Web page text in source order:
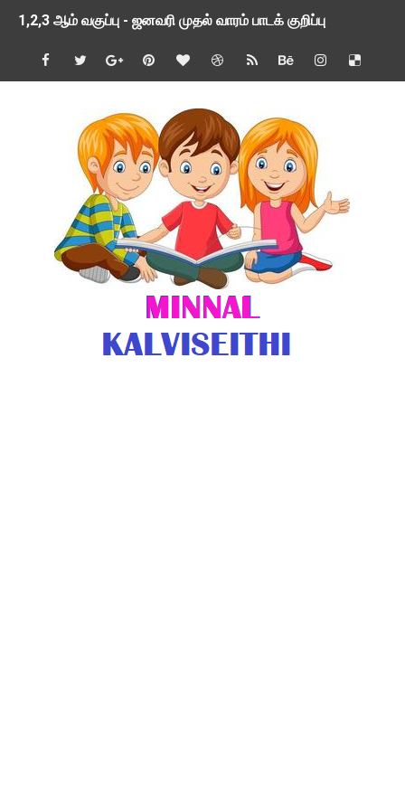
1,2,3 ஆம் வகுப்பு - ஜனவரி முதல் வாரம் பாடக் குறிப்பு
TNSED SCHOOLS APP UPDATED NEW VERSION
1,2,3 ஆம் வகுப்பிற்கான 3 ஆம் பருவ ( 2024 - 2025 )
1 முதல் 5 ஆம் வகுப்பு இரண்டாம் பருவத் தொகுத்தறி
பள்ளிக்கல்வித்துறை - அனைத்து வகை ஆசிரியர் மற்றும்
மணற்கேணி செயலி பயன்பாடு- SMC கூட்டங்கள் -
TNPSC - முந்தைய ஆண்டு வினாக்கள் - ஊர்ப் பெயர்களின் மரூஉ
ஓட்டுநர் பணிக்கு விண்ணப்பங்கள் வரவேற்பு ( டிசம்பர் 25 )